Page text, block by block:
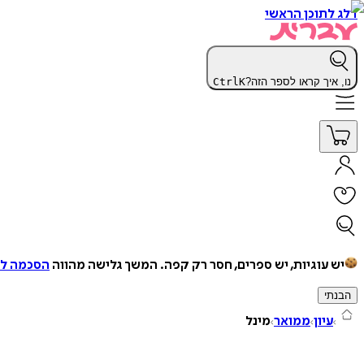
דלג לתוכן הראשי
נו, איך קראו לספר הזה? CtrlK
יש עוגיות, יש ספרים, חסר רק קפה. המשך גלישה מהווה הסכמה
הבנתי
עיון ממואר מינל